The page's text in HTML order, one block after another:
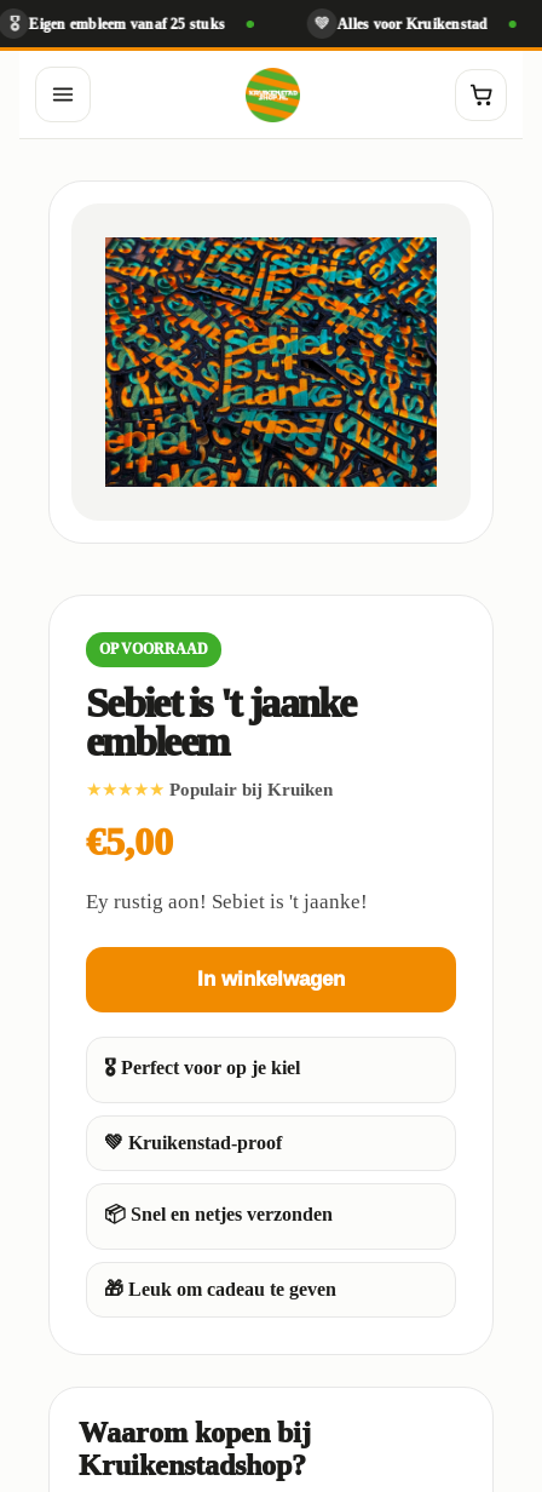
embleem vanaf 25 stuks Alles voor Kruikenstad
OP VOORRAAD
Sebiet is 't jaanke
embleem
★★★★★ Populair bij Kruiken
€5,00
Ey rustig aon! Sebiet is 't jaanke!
In winkelwagen
🎖️ Perfect voor op je kiel
💚 Kruikenstad-proof
📦 Snel en netjes verzonden
🎁 Leuk om cadeau te geven
Waarom kopen bij
Kruikenstadshop?